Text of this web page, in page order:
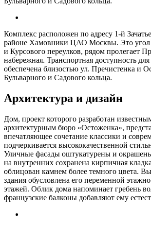
Комплекс расположен по адресу 1-й
районе Хамовники ЦАО Москвы. Это угол
и Курсового переулков, рядом пролегает
набережная. Транспортная доступность
обеспечена близостью ул. Пречистенка и
Бульварного и Садового кольца.
Архитектура и дизайн
Дом, проект которого разработан
архитектурным бюро «Остоженка»,
впечатляющее сочетание классики и
подчеркивается высококачественной
Уличные фасады оштукатурены и
на внутренних сохранена кирпичная
облицован камнем более темного цвета.
здания обусловлена его переменной
этажей. Облик дома напоминает гребень
французские балконы добавляют ему